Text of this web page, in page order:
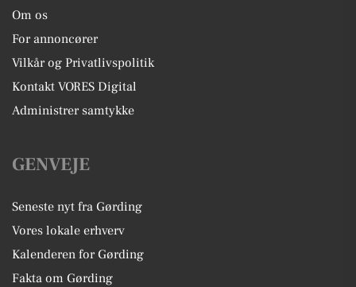
Om os
For annoncører
Vilkår og Privatlivspolitik
Kontakt VORES Digital
Administrer samtykke
GENVEJE
Seneste nyt fra Gørding
Vores lokale erhverv
Kalenderen for Gørding
Fakta om Gørding